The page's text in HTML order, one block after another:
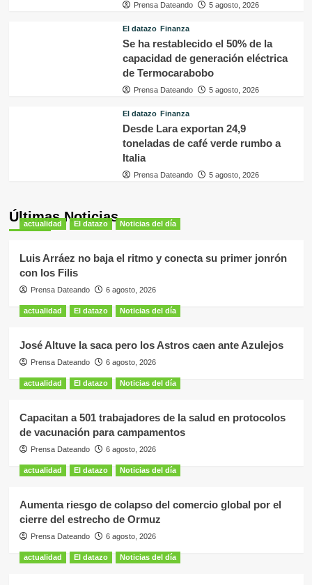
Prensa Dateando 5 agosto, 2026
El datazo Finanza
Se ha restablecido el 50% de la
capacidad de generación eléctrica
de Termocarabobo
Prensa Dateando 5 agosto, 2026
El datazo Finanza
Desde Lara exportan 24,9
toneladas de café verde rumbo a
Italia
Prensa Dateando 5 agosto, 2026
Últimas Noticias
actualidad El datazo Noticias del día
Luis Arráez no baja el ritmo y conecta su primer jonrón
con los Filis
Prensa Dateando 6 agosto, 2026
actualidad El datazo Noticias del día
José Altuve la saca pero los Astros caen ante Azulejos
Prensa Dateando 6 agosto, 2026
actualidad El datazo Noticias del día
Capacitan a 501 trabajadores de la salud en protocolos
de vacunación para campamentos
Prensa Dateando 6 agosto, 2026
actualidad El datazo Noticias del día
Aumenta riesgo de colapso del comercio global por el
cierre del estrecho de Ormuz
Prensa Dateando 6 agosto, 2026
actualidad El datazo Noticias del día